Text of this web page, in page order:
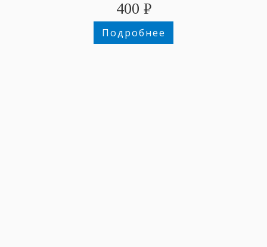
400 ₽
Подробнее